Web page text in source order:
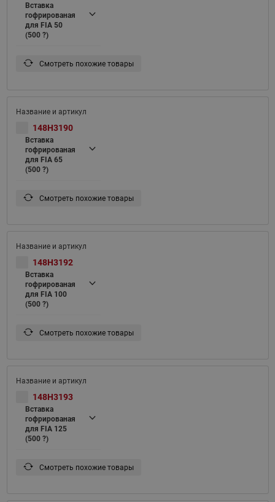
Вставка
гофрированая
для FIA 50
(500 ?)
Смотреть похожие товары
148H3190
Вставка
гофрированая
для FIA 65
(500 ?)
Смотреть похожие товары
148H3192
Вставка
гофрированая
для FIA 100
(500 ?)
Смотреть похожие товары
148H3193
Вставка
гофрированая
для FIA 125
(500 ?)
Смотреть похожие товары